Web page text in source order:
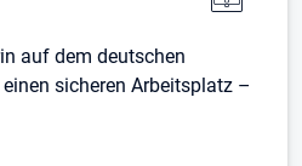
auf dem deutschen
sicheren Arbeitsplatz –